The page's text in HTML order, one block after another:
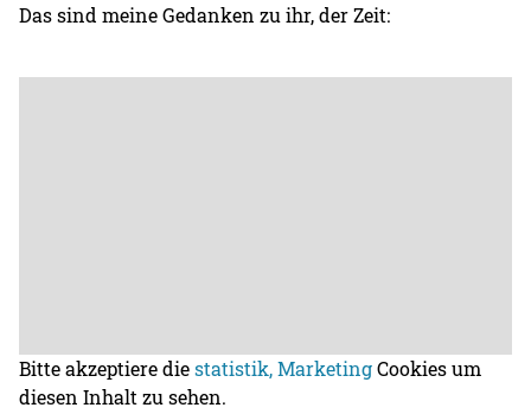
Das sind meine Gedanken zu ihr, der Zeit:
Bitte akzeptiere diestatistik, MarketingCookies um
diesen Inhalt zu sehen.